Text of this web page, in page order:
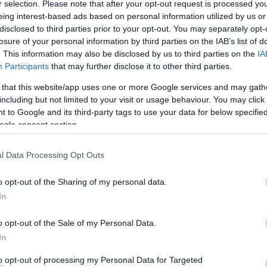
selection. Please note that after your opt-out request is processed
interest-based ads based on personal information utilized by us
to third parties prior to your opt-out. You may separately
of your personal information by third parties on the IAB’s list of
This information may also be disclosed by us to third parties on the
Participants that may further disclose it to other third parties.
that this website/app uses one or more Google services and may
but not limited to your visit or usage behaviour. You may
to Google and its third-party tags to use your data for below
consent section.
Data Processing Opt Outs
opt-out of the Sharing of my personal data.
opt-out of the Sale of my Personal Data.
opt-out of processing my Personal Data for Targeted
τη σεζόν. Με το που ανοίγει η ξεχασμένη από όλους
δημοτικό συμβούλιο Άνδρου το καλοκαίρι του 2019
– απερχόμενος και επερχόμενος – μαζί και το
50%-50%… Το Chile συμφωνεί. Το Μπούκα
Γ. Ψωμά και τον πρόεδρο B.Πετρίτση να